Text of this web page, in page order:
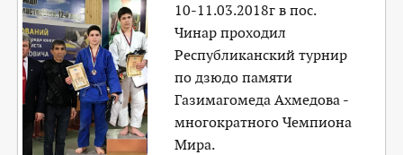
10-11.03.2018г в пос.
Чинар проходил
Республиканский турнир
по дзюдо памяти
Газимагомеда Ахмедова -
многократного Чемпиона
Мира.